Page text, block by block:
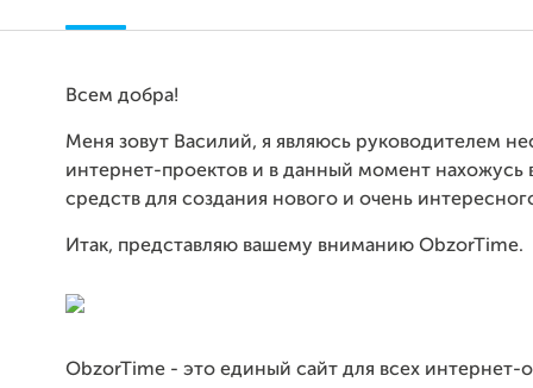
Всем добра!
Меня зовут Василий, я являюсь руководителем
интернет-проектов и в данный момент нахожусь
средств для создания нового и очень
Итак, представляю вашему вниманию ObzorTime.
ObzorTime - это единый сайт для всех интернет-